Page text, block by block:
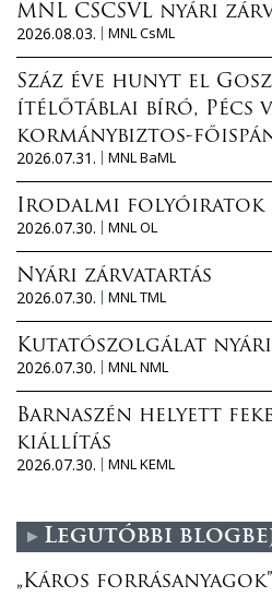
MNL CSCSVL nyári
2026.08.03.
MNL CsML
Száz éve hunyt el
ítélőtáblai bíró, Pécs
kormánybiztos-
2026.07.31.
MNL BaML
Irodalmi folyóiratok
2026.07.30.
MNL OL
Nyári zárvatartás
2026.07.30.
MNL TML
Kutatószolgálat nyári
2026.07.30.
MNL NML
Barnaszén helyett
kiállítás
2026.07.30.
MNL KEML
Legutóbbi
„Káros